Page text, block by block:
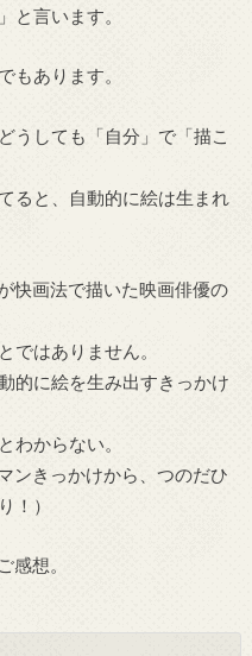
と言います。
もあります。
うしても「自分」で「描こ
ると、自動的に絵は生まれ
快画法で描いた映画俳優の
ではありません。
的に絵を生み出すきっかけ
わからない。
ンきっかけから、つのだひ
！）
感想。